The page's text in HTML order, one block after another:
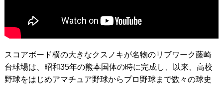
スコアボード横の大きなクスノキが名物のリブワーク藤崎
台球場は、昭和35年の熊本国体の時に完成し、以来、高校
野球をはじめアマチュア野球からプロ野球まで数々の球史